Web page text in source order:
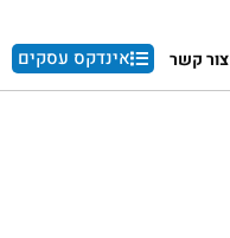
צור קשר אינדקס עסקים